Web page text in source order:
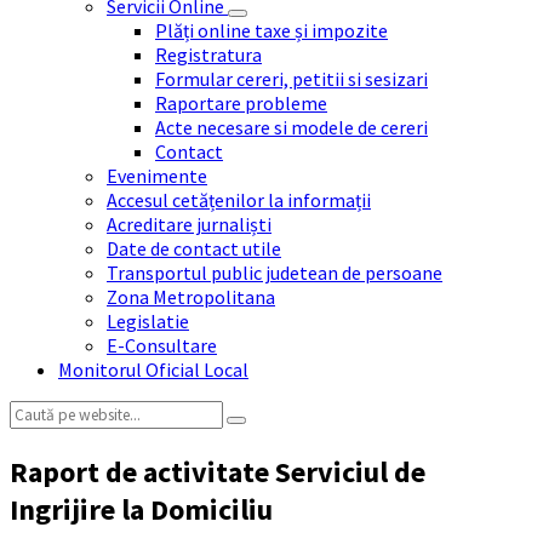
Servicii Online
Plăți online taxe și impozite
Registratura
Formular cereri, petitii si sesizari
Raportare probleme
Acte necesare si modele de cereri
Contact
Evenimente
Accesul cetățenilor la informații
Acreditare jurnaliști
Date de contact utile
Transportul public judetean de persoane
Zona Metropolitana
Legislatie
E-Consultare
Monitorul Oficial Local
Search:
Raport de activitate Serviciul de
Ingrijire la Domiciliu